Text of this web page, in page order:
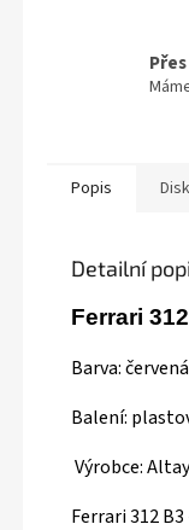
Popis
Detailní
Ferrari
Barva: červená
Balení:
Výrobce:
Ferrari 312